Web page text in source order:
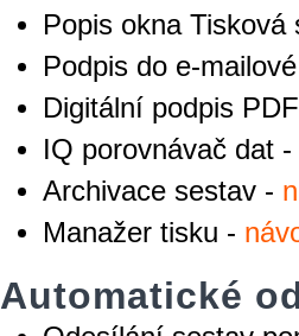
Popis okna
Podpis do e-
Digitální podpis
IQ porovnávač dat -
Archivace sestav -
Manažer tisku -
Automatické